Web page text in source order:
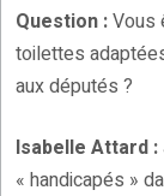
Question :Vous
toilettes
aux députés ?
Isabelle Attard :
« handicapés »